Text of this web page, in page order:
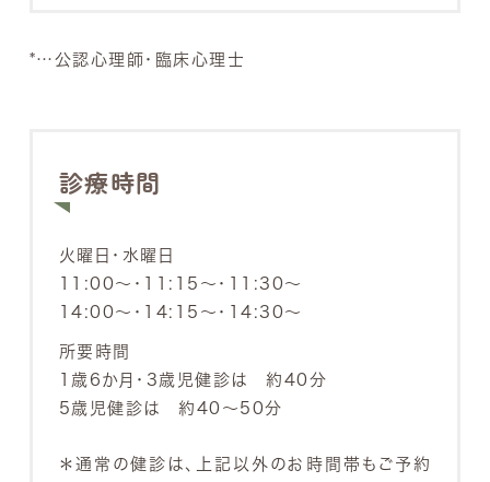
しいなど、さまざまな気持ちを表に出せるようにな
言葉も豊かになり、複雑な会話ができるようにな
ります。自分の考えや気持ちを伝えたり、お友達と
協力して遊んだりすることもできるようになるでし
ょう。また、数や文字への関心も高まり、簡単な計
算をしたり、自分の名前を書いたりすることもでき
り、喜び、悲しみ、怒り、驚きなど、さまざまな気持
ちを表に出せるようになります。また、相手の気持
ちを理解したり、共感したりする力も育ち、お友達
ようになるでしょう。
*…公認心理師・臨床心理士
診療時間
火曜日・水曜日
11:00～・11:15～・11:30～
14:00～・14:15～・14:30～
所要時間
1歳6か月・3歳児健診は 約40分
5歳児健診は 約40～50分
＊通常の健診は、上記以外のお時間帯もご予約